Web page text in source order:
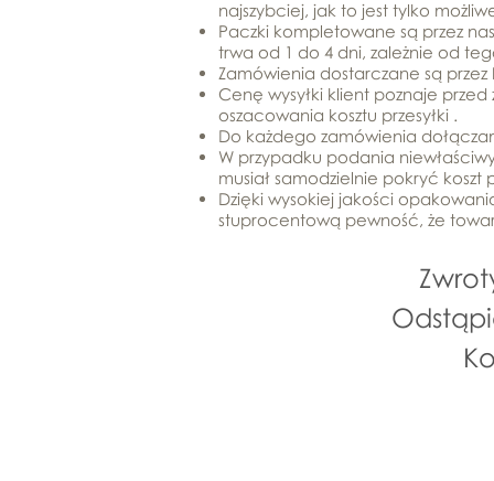
najszybciej, jak to jest tylko
Paczki kompletowane są przez
trwa od 1 do 4 dni, zależnie od
Zamówienia dostarczane są przez
Cenę wysyłki klient poznaje
oszacowania kosztu przesyłki .
Do każdego zamówienia
W przypadku podania
musiał samodzielnie pokryć koszt
Dzięki wysokiej jakości
stuprocentową pewność, że